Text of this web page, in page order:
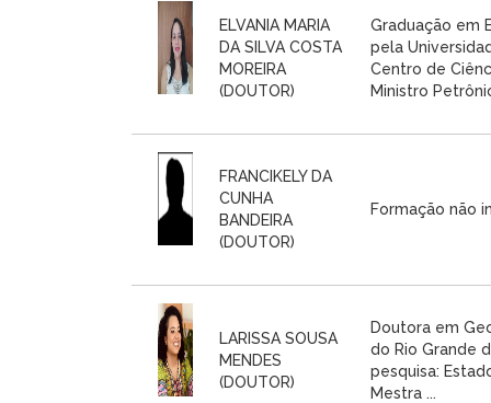
ELVANIA MARIA
DA SILVA COSTA
MOREIRA
(DOUTOR)
Graduação em
pela
Centro de
Ministro
FRANCIKELY DA
CUNHA
BANDEIRA
(DOUTOR)
Formação não
LARISSA SOUSA
MENDES
(DOUTOR)
Doutora em
do Rio Grande
pesquisa:
Mestra ...